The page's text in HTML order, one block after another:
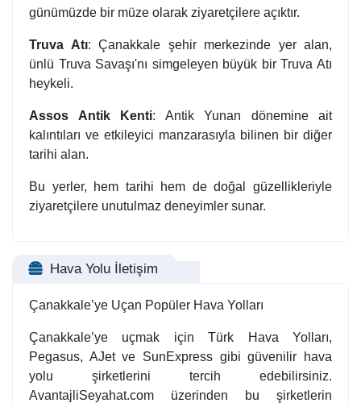
günümüzde bir müze olarak ziyaretçilere açıktır.
Truva Atı: Çanakkale şehir merkezinde yer alan,
ünlü Truva Savaşı'nı simgeleyen büyük bir Truva Atı
heykeli.
Assos Antik Kenti: Antik Yunan dönemine ait
kalıntıları ve etkileyici manzarasıyla bilinen bir diğer
tarihi alan.
Bu yerler, hem tarihi hem de doğal güzellikleriyle
ziyaretçilere unutulmaz deneyimler sunar.
Hava Yolu İletişim
Çanakkale’ye Uçan Popüler Hava Yolları
Çanakkale’ye uçmak için Türk Hava Yolları,
Pegasus, AJet ve SunExpress gibi güvenilir hava
yolu şirketlerini tercih edebilirsiniz.
AvantajliSeyahat.com üzerinden bu şirketlerin